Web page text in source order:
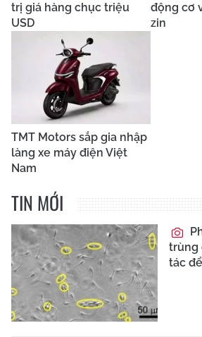
trị giá hàng chục triệu
USD
động cơ
zin
TMT Motors sắp gia nhập
làng xe máy điện Việt
Nam
TIN MỚI
trùng
tác